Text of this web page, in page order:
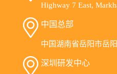
Highway 7 East,
中国总部
中国湖南省岳阳市岳
深圳研发中心